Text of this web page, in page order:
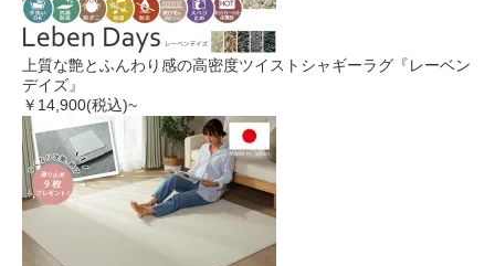
上質な艶とふんわり感の高密度ツイストシャギーラグ『レーベン
デイズ』
￥14,900(税込)~